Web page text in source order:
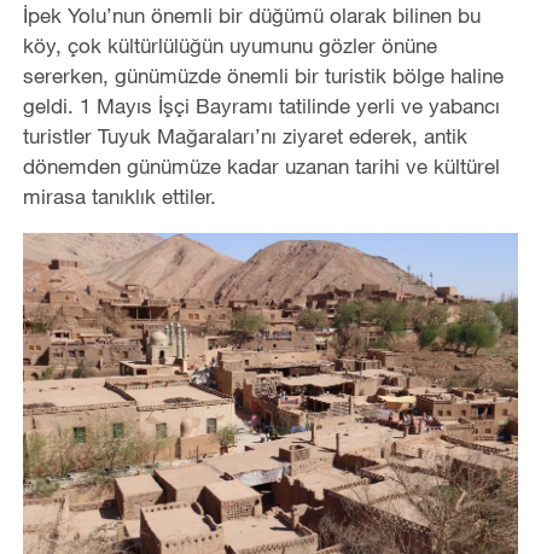
İpek Yolu’nun önemli bir düğümü olarak bilinen bu
köy, çok kültürlülüğün uyumunu gözler önüne
sererken, günümüzde önemli bir turistik bölge haline
geldi. 1 Mayıs İşçi Bayramı tatilinde yerli ve yabancı
turistler Tuyuk Mağaraları’nı ziyaret ederek, antik
dönemden günümüze kadar uzanan tarihi ve kültürel
mirasa tanıklık ettiler.